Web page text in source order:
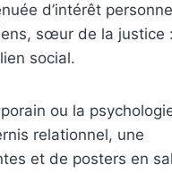
d’intérêt
sœur de la justice
social.
ou la
relationnel, une
et de posters en